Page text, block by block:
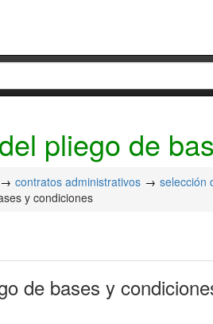
pliego de
contratos administrativos selección
y condiciones
de bases y